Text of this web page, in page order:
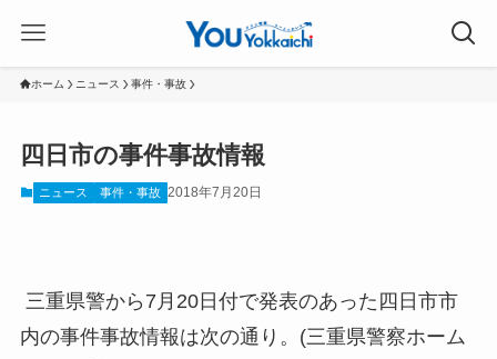
ホーム ニュース 事件・事故
四日市の事件事故情報
ニュース 事件・事故 2018年7月20日
三重県警から7月20日付で発表のあった四日市市
内の事件事故情報は次の通り。(三重県警察ホーム